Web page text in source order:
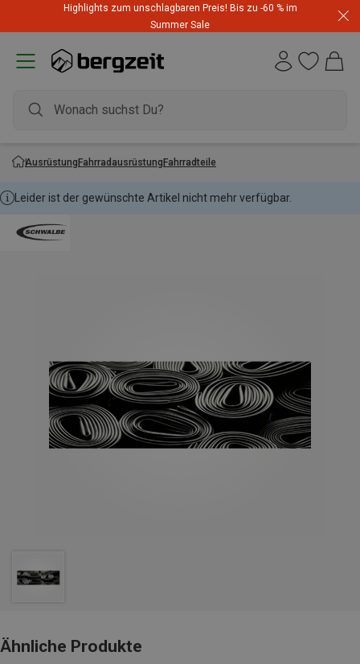
Highlights zum unschlagbaren Preis! Bis zu -60 % im
Summer Sale
AusrüstungFahrradausrüstungFahrradteile
Leider ist der gewünschte Artikel nicht mehr verfügbar.
Ähnliche Produkte